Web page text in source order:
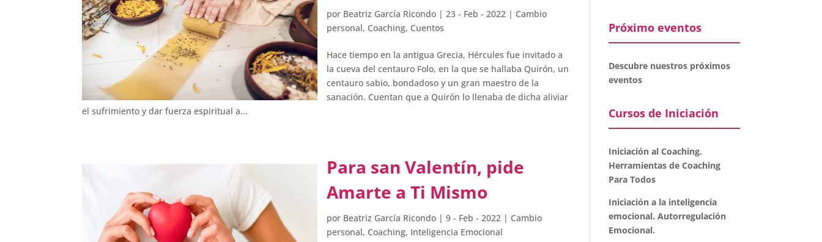
por Beatriz García Ricondo |23 - Feb - 2022 | Cambio
personal, Coaching, Cuentos
Hace tiempo en la antigua Grecia, Hércules fue invitado a
la cueva del centauro Folo, en la que se hallaba Quirón, un
centauro sabio, bondadoso y un gran maestro de la
sanación. Cuentan que a Quirón lo llenaba de dicha aliviar
el sufrimiento y dar fuerza espiritual a...
Para san Valentín, pide
Amarte a Ti Mismo
por Beatriz García Ricondo |9 - Feb - 2022 | Cambio
personal, Coaching, Inteligencia Emocional
Próximo eventos
Descubre nuestros próximos
eventos
Cursos de Iniciación
Iniciación al Coaching.
Herramientas de Coaching
Para Todos
Iniciación a la inteligencia
emocional. Autorregulación
Emocional.